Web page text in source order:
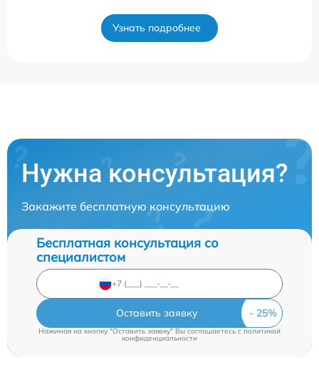
Узнать подробнее
Нужна консультация?
Закажите бесплатную консультацию
Бесплатная консультация со
специалистом
Оставить заявку
Нажимая на кнопку "Оставить заявку" Вы соглашаетесь cполитикой
конфиденциальности